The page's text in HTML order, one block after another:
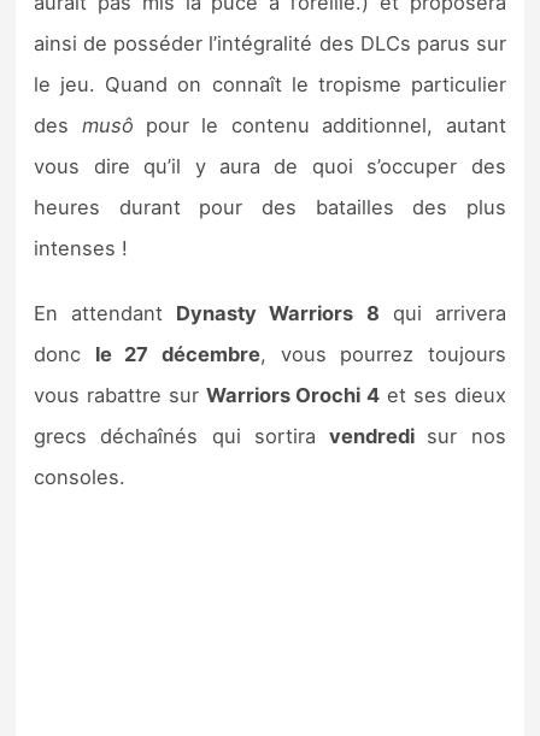
Bons plans
Guides
ainsi de posséder l’intégralité des DLCs parus sur
le jeu. Quand on connaît le tropisme particulier
des musô pour le contenu additionnel, autant
vous dire qu’il y aura de quoi s’occuper des
heures durant pour des batailles des plus
intenses !
En attendant Dynasty Warriors 8 qui arrivera
donc le 27 décembre, vous pourrez toujours
vous rabattre sur Warriors Orochi 4 et ses dieux
grecs déchaînés qui sortiravendredi sur nos
consoles.